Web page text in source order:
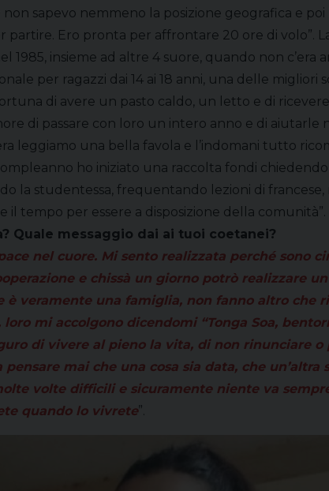
sapevo nemmeno la posizione geografica e
Ero pronta per affrontare 20 ore di volo”.
1985, insieme ad altre 4 suore, quando non
per ragazzi dai 14 ai 18 anni, una delle
di avere un pasto caldo, un letto e di
di passare con loro un intero anno e di
leggiamo una bella favola e l’indomani tutto
ho iniziato una raccolta fondi
la studentessa, frequentando lezioni di
il tempo per essere a disposizione della comunità”.
Quale messaggio dai ai tuoi coetanei?
nel cuore. Mi sento realizzata perché sono
e chissà un giorno potrò realizzare
è veramente una famiglia, non fanno altro che
mi accolgono dicendomi “Tonga Soa,
di vivere al pieno la vita, di non rinunciare
mai che una cosa sia data, che
volte difficili e sicuramente niente va
quando lo vivrete”.